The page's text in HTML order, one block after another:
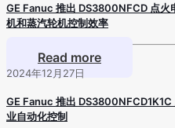
GE Fanuc 推出 DS3800NFCD 点火
机和蒸汽轮机控制效率
Read more
2024年12月27日
GE Fanuc 推出 DS3800NFCD1K1C
业自动化控制